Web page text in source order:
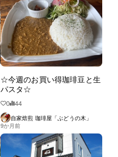
☆今週のお買い得珈琲豆と生
パスタ☆
0 44
自家焙煎 珈琲屋「ぶどうの木」
9か月前